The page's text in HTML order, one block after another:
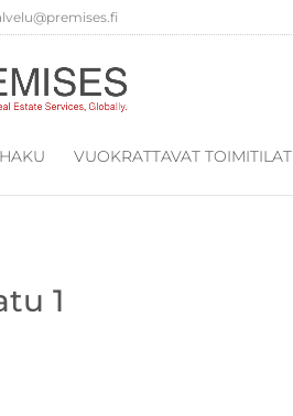
VUOKRATTAVAT TOIMITILAT
1